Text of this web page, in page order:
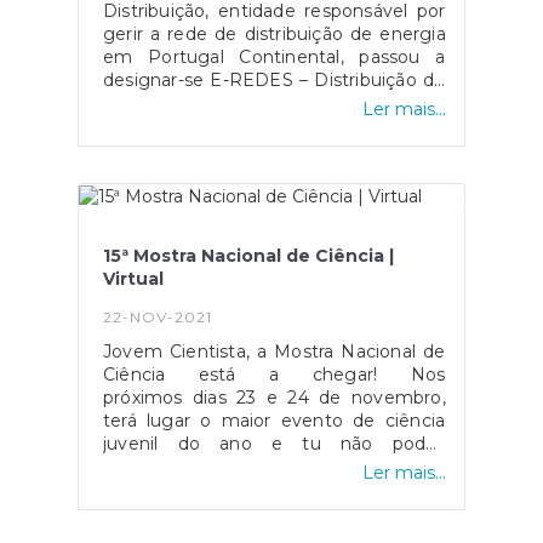
Distribuição, entidade responsável por
gerir a rede de distribuição de energia
em Portugal Continental, passou a
designar-se E-REDES – Distribuição de
Eletricidade e atualmente encontra-se
online através do link:
redes.pt/anomalies/public-
anteriormente tida, garantindo assim o
fornecimento de energia de
eletricidade a todos os consumidores,
eficiência possível. Além disso,
procuram também promover e
desenvolver a rede de distribuição que
suporta toda a transição energética
realizada, assegurando assim que
todos os seus serviços se encontram
Ler mais...
15ª Mostra Nacional de Ciência |
Virtual
22-NOV-2021
Jovem Cientista, a Mostra Nacional de
Ciência está a chegar! Nos
próximos dias 23 e 24 de novembro,
terá lugar o maior evento de ciência
juvenil do ano e tu não podes
faltar! Através da plataforma virtual,
concurso e assistir a um conjunto
Ler mais...